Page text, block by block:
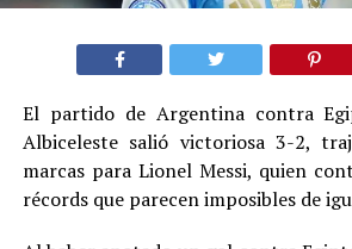
El partido de Argentina contra
Albiceleste salió victoriosa 3-2,
marcas para Lionel Messi, quien
récords que parecen imposibles de